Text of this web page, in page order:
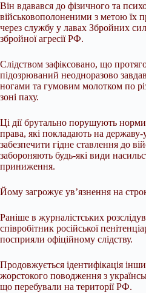
Він вдавався до фізичного та
військовополоненими з метою їх
через службу у лавах Збройних сил
збройної агресії РФ.
Слідством зафіксовано, що
підозрюваний неодноразово
ногами та гумовим молотком по
зоні паху.
Ці дії брутально порушують
права, які покладають на державу-
забезпечити гідне ставлення до
забороняють будь-які види
приниження.
Йому загрожує ув’язнення на
Раніше в журналістських
співробітник російської
посприяли офіційному слідству.
Продовжується ідентифікація
жорстокого поводження з
що перебували на території РФ.